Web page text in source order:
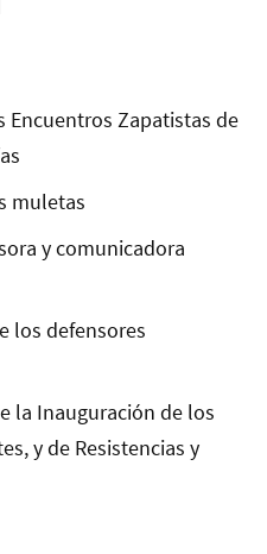
Encuentros Zapatistas de
muletas
y comunicadora
los defensores
la Inauguración de los
y de Resistencias y